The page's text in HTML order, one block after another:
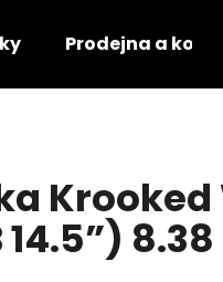
Prodejna a
14.5”) 8.38